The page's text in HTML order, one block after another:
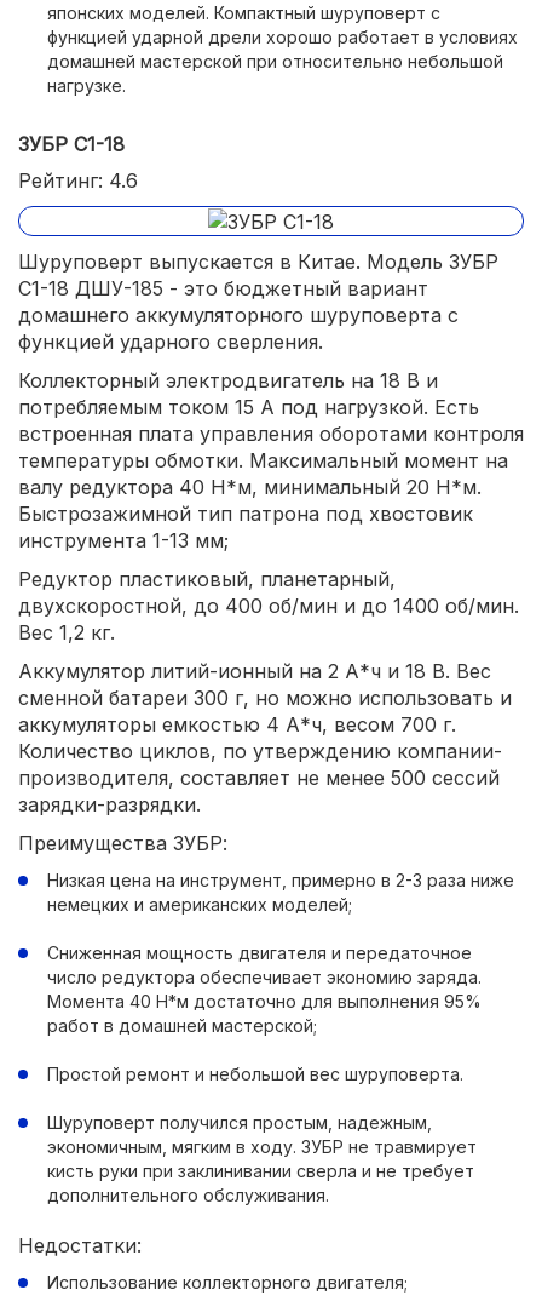
японских моделей. Компактный шуруповерт с
функцией ударной дрели хорошо работает в условиях
домашней мастерской при относительно небольшой
нагрузке.
ЗУБР С1-18
Рейтинг: 4.6
Шуруповерт выпускается в Китае. Модель ЗУБР
С1-18 ДШУ-185 - это бюджетный вариант
домашнего аккумуляторного шуруповерта с
функцией ударного сверления.
Коллекторный электродвигатель на 18 В и
потребляемым током 15 А под нагрузкой. Есть
встроенная плата управления оборотами контроля
температуры обмотки. Максимальный момент на
валу редуктора 40 Н*м, минимальный 20 Н*м.
Быстрозажимной тип патрона под хвостовик
инструмента 1-13 мм;
Редуктор пластиковый, планетарный,
двухскоростной, до 400 об/мин и до 1400 об/мин.
Вес 1,2 кг.
Аккумулятор литий-ионный на 2 А*ч и 18 В. Вес
сменной батареи 300 г, но можно использовать и
аккумуляторы емкостью 4 А*ч, весом 700 г.
Количество циклов, по утверждению компании-
производителя, составляет не менее 500 сессий
зарядки-разрядки.
Преимущества ЗУБР:
Низкая цена на инструмент, примерно в 2-3 раза ниже
немецких и американских моделей;
Сниженная мощность двигателя и передаточное
число редуктора обеспечивает экономию заряда.
Момента 40 Н*м достаточно для выполнения 95%
работ в домашней мастерской;
Простой ремонт и небольшой вес шуруповерта.
Шуруповерт получился простым, надежным,
экономичным, мягким в ходу. ЗУБР не травмирует
кисть руки при заклинивании сверла и не требует
дополнительного обслуживания.
Недостатки:
Использование коллекторного двигателя;